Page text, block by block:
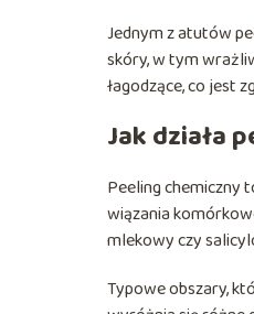
Jednym z atutów
skóry, w tym
łagodzące, co jest
Jak działa
Peeling chemiczny
wiązania
mlekowy czy
Typowe obszary,